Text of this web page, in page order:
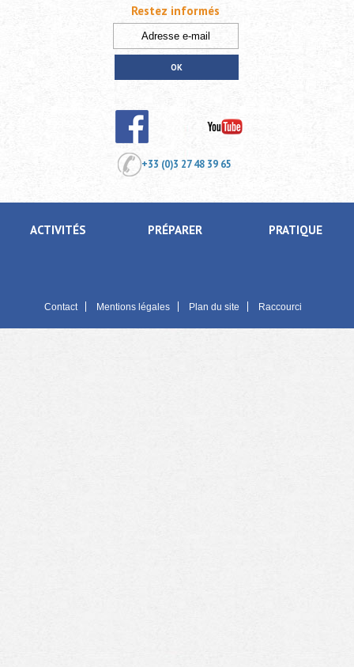
+33 (0)3 27 48 39 65
ACTIVITÉS PRÉPARER PRATIQUE
Contact Mentions légales Plan du site Raccourci
Restez informés